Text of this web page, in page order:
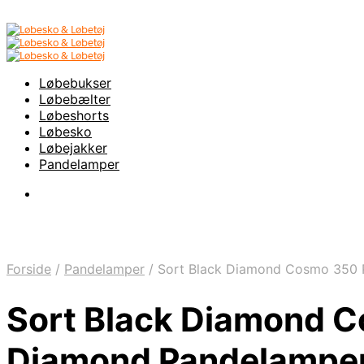
Løbebukser
Løbebælter
Løbeshorts
Løbesko
Løbejakker
Pandelamper
Forside / Pandelamper / Sort Black Diamond Cosmo 350
Sort Black Diamond